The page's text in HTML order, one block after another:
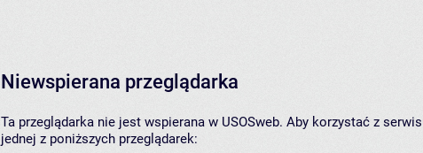
Niewspierana przeglądarka
Ta przeglądarka nie jest wspierana w USOSweb. Aby korzystać z
jednej z poniższych przeglądarek: